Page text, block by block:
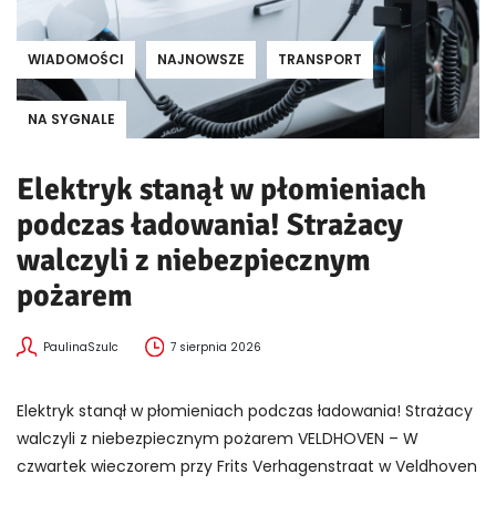
WIADOMOŚCI NAJNOWSZE TRANSPORT
NA SYGNALE
Elektryk stanął w płomieniach
podczas ładowania! Strażacy
walczyli z niebezpiecznym
pożarem
PaulinaSzulc 7 sierpnia 2026
Elektryk stanął w płomieniach podczas ładowania! Strażacy
walczyli z niebezpiecznym pożarem VELDHOVEN – W
czwartek wieczorem przy Frits Verhagenstraat w Veldhoven